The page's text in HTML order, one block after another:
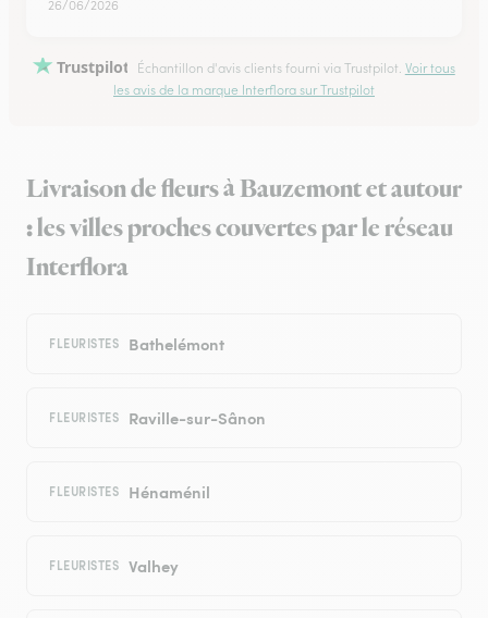
26/06/2026
Trustpilot Échantillon d'avis clients fourni via Trustpilot. Voir tous
les avis de la marque Interflora sur Trustpilot
Livraison de fleurs à Bauzemont et autour
: les villes proches couvertes par le réseau
Interflora
FLEURISTES Bathelémont
FLEURISTES Raville-sur-Sânon
FLEURISTES Hénaménil
FLEURISTES Valhey